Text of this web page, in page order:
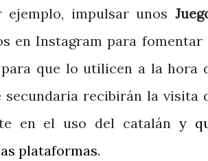
impulsar unos
en Instagram para fomentar
que lo utilicen a la hora
secundaria recibirán la visita
en el uso del catalány
plataformas.